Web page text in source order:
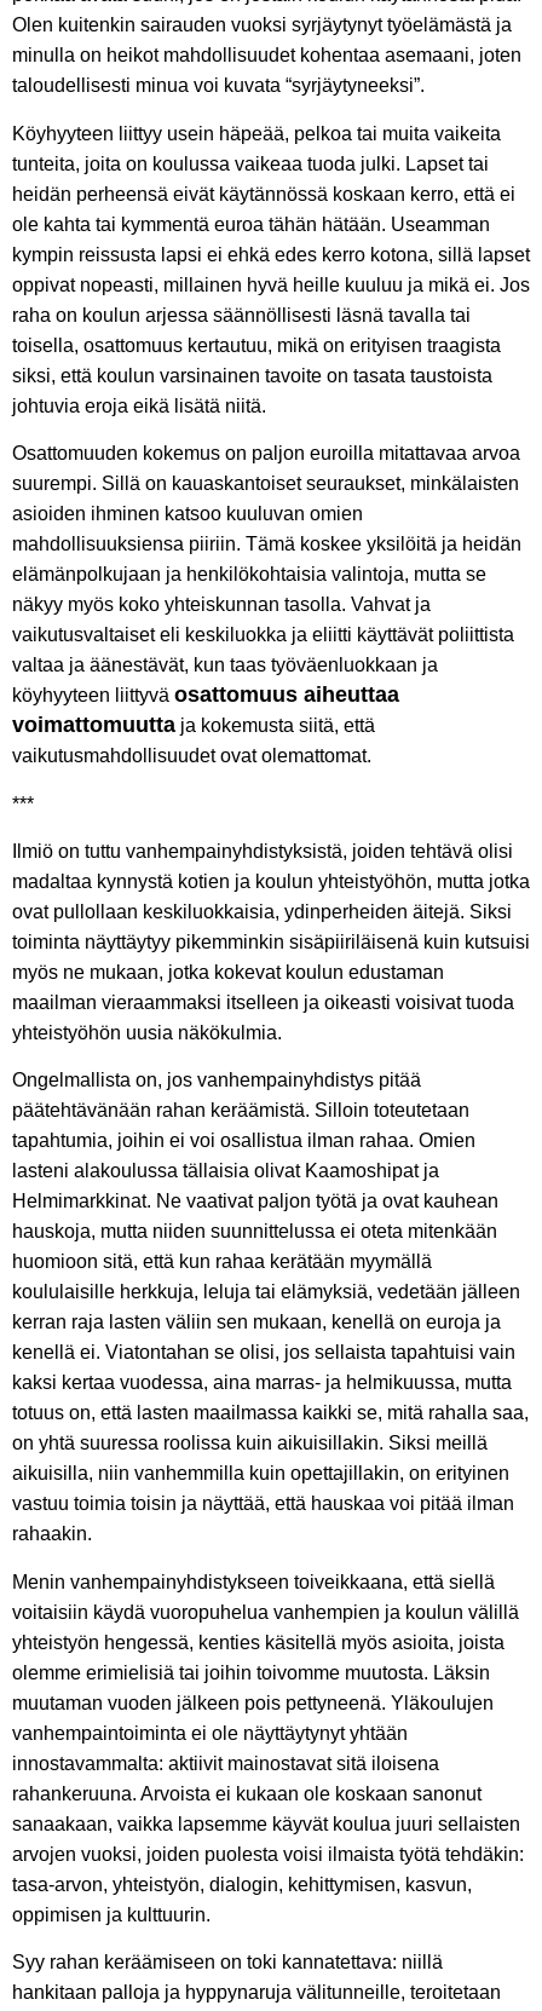
Olen kuitenkin sairauden vuoksi syrjäytynyt työelämästä ja
minulla on heikot mahdollisuudet kohentaa asemaani, joten
taloudellisesti minua voi kuvata “syrjäytyneeksi”.
Köyhyyteen liittyy usein häpeää, pelkoa tai muita vaikeita
tunteita, joita on koulussa vaikeaa tuoda julki. Lapset tai
heidän perheensä eivät käytännössä koskaan kerro, että ei
ole kahta tai kymmentä euroa tähän hätään. Useamman
kympin reissusta lapsi ei ehkä edes kerro kotona, sillä lapset
oppivat nopeasti, millainen hyvä heille kuuluu ja mikä ei. Jos
raha on koulun arjessa säännöllisesti läsnä tavalla tai
toisella, osattomuus kertautuu, mikä on erityisen traagista
siksi, että koulun varsinainen tavoite on tasata taustoista
johtuvia eroja eikä lisätä niitä.
Osattomuuden kokemus on paljon euroilla mitattavaa arvoa
suurempi. Sillä on kauaskantoiset seuraukset, minkälaisten
asioiden ihminen katsoo kuuluvan omien
mahdollisuuksiensa piiriin. Tämä koskee yksilöitä ja heidän
elämänpolkujaan ja henkilökohtaisia valintoja, mutta se
näkyy myös koko yhteiskunnan tasolla. Vahvat ja
vaikutusvaltaiset eli keskiluokka ja eliitti käyttävät poliittista
valtaa ja äänestävät, kun taas työväenluokkaan ja
köyhyyteen liittyvä osattomuus aiheuttaa
voimattomuutta ja kokemusta siitä, että
vaikutusmahdollisuudet ovat olemattomat.
***
Ilmiö on tuttu vanhempainyhdistyksistä, joiden tehtävä olisi
madaltaa kynnystä kotien ja koulun yhteistyöhön, mutta jotka
ovat pullollaan keskiluokkaisia, ydinperheiden äitejä. Siksi
toiminta näyttäytyy pikemminkin sisäpiiriläisenä kuin kutsuisi
myös ne mukaan, jotka kokevat koulun edustaman
maailman vieraammaksi itselleen ja oikeasti voisivat tuoda
yhteistyöhön uusia näkökulmia.
Ongelmallista on, jos vanhempainyhdistys pitää
päätehtävänään rahan keräämistä. Silloin toteutetaan
tapahtumia, joihin ei voi osallistua ilman rahaa. Omien
lasteni alakoulussa tällaisia olivat Kaamoshipat ja
Helmimarkkinat. Ne vaativat paljon työtä ja ovat kauhean
hauskoja, mutta niiden suunnittelussa ei oteta mitenkään
huomioon sitä, että kun rahaa kerätään myymällä
koululaisille herkkuja, leluja tai elämyksiä, vedetään jälleen
kerran raja lasten väliin sen mukaan, kenellä on euroja ja
kenellä ei. Viatontahan se olisi, jos sellaista tapahtuisi vain
kaksi kertaa vuodessa, aina marras- ja helmikuussa, mutta
totuus on, että lasten maailmassa kaikki se, mitä rahalla saa,
on yhtä suuressa roolissa kuin aikuisillakin. Siksi meillä
aikuisilla, niin vanhemmilla kuin opettajillakin, on erityinen
vastuu toimia toisin ja näyttää, että hauskaa voi pitää ilman
rahaakin.
Menin vanhempainyhdistykseen toiveikkaana, että siellä
voitaisiin käydä vuoropuhelua vanhempien ja koulun välillä
yhteistyön hengessä, kenties käsitellä myös asioita, joista
olemme erimielisiä tai joihin toivomme muutosta. Läksin
muutaman vuoden jälkeen pois pettyneenä. Yläkoulujen
vanhempaintoiminta ei ole näyttäytynyt yhtään
innostavammalta: aktiivit mainostavat sitä iloisena
rahankeruuna. Arvoista ei kukaan ole koskaan sanonut
sanaakaan, vaikka lapsemme käyvät koulua juuri sellaisten
arvojen vuoksi, joiden puolesta voisi ilmaista työtä tehdäkin:
tasa-arvon, yhteistyön, dialogin, kehittymisen, kasvun,
oppimisen ja kulttuurin.
Syy rahan keräämiseen on toki kannatettava: niillä
hankitaan palloja ja hyppynaruja välitunneille, teroitetaan